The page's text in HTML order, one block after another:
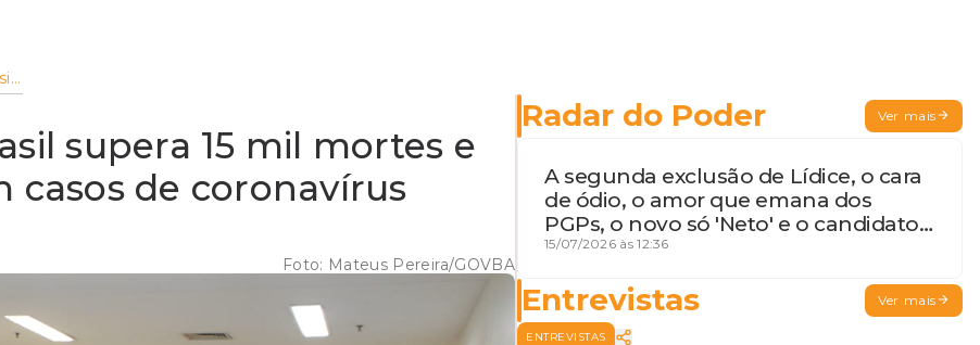
supera 15 mil mortes e
casos de coronavírus
Foto: Mateus Pereira/GOVBA
Radar do Poder Ver mais
A segunda exclusão de Lídice, o cara
de ódio, o amor que emana dos
PGPs, o novo só 'Neto' e o candidato
que geme
15/07/2026 às 12:36
Entrevistas Ver mais
ENTREVISTAS